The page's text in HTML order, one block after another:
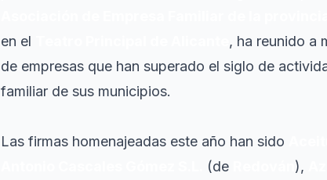
en el
, ha reunido a
de empresas que han superado el siglo de
familiar de sus municipios.
Las firmas homenajeadas este año han sido
(de ),